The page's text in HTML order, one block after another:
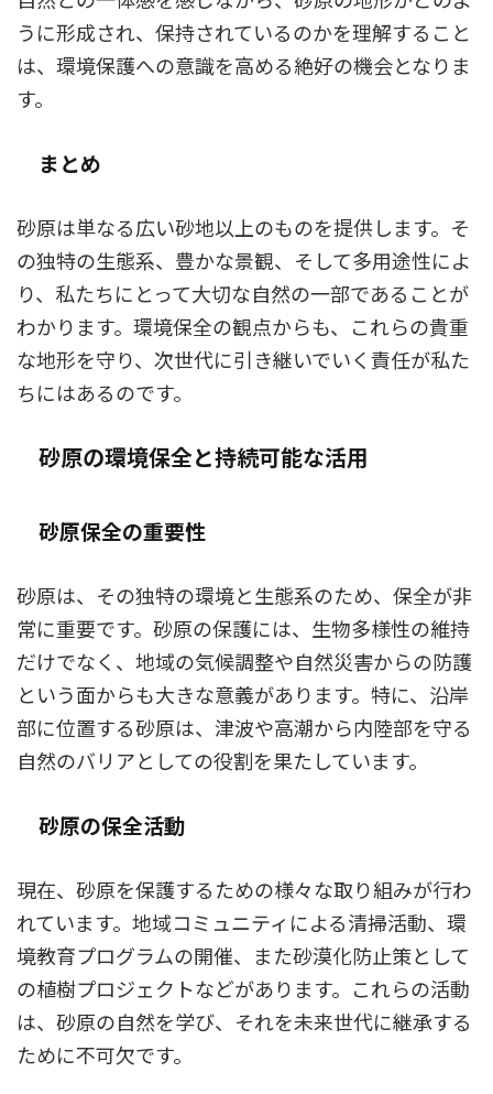
うに形成され、保持されているのかを理解すること
は、環境保護への意識を高める絶好の機会となりま
す。
まとめ
砂原は単なる広い砂地以上のものを提供します。そ
の独特の生態系、豊かな景観、そして多用途性によ
り、私たちにとって大切な自然の一部であることが
わかります。環境保全の観点からも、これらの貴重
な地形を守り、次世代に引き継いでいく責任が私た
ちにはあるのです。
砂原の環境保全と持続可能な活用
砂原保全の重要性
砂原は、その独特の環境と生態系のため、保全が非
常に重要です。砂原の保護には、生物多様性の維持
だけでなく、地域の気候調整や自然災害からの防護
という面からも大きな意義があります。特に、沿岸
部に位置する砂原は、津波や高潮から内陸部を守る
自然のバリアとしての役割を果たしています。
砂原の保全活動
現在、砂原を保護するための様々な取り組みが行わ
れています。地域コミュニティによる清掃活動、環
境教育プログラムの開催、また砂漠化防止策として
の植樹プロジェクトなどがあります。これらの活動
は、砂原の自然を学び、それを未来世代に継承する
ために不可欠です。